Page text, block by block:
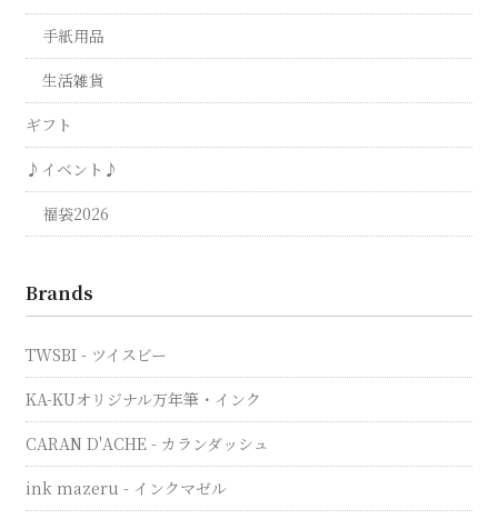
手紙用品
生活雑貨
ギフト
♪イベント♪
福袋2026
Brands
TWSBI - ツイスビー
KA-KUオリジナル万年筆・インク
CARAN D'ACHE - カランダッシュ
ink mazeru - インクマゼル